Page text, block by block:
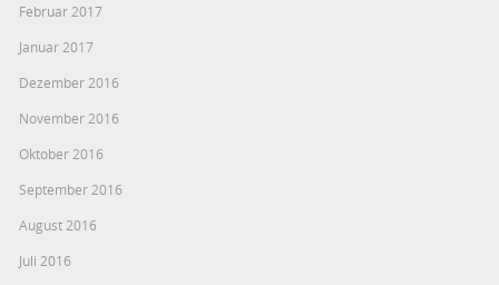
Februar 2017
Januar 2017
Dezember 2016
November 2016
Oktober 2016
September 2016
August 2016
Juli 2016